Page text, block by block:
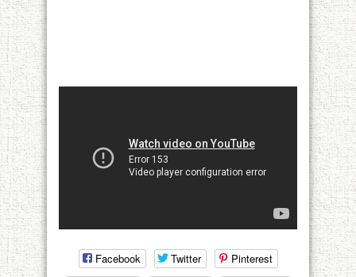
Facebook Twitter
Pinterest